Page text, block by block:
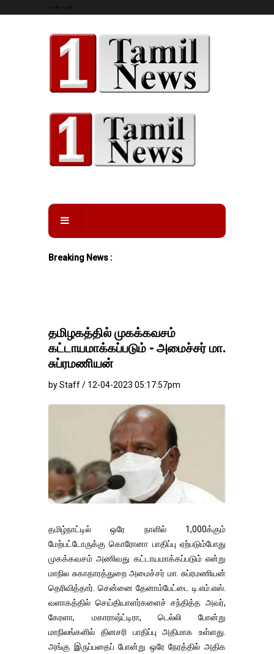
--> -->
Breaking News :
தமிழகத்தில் முகக்கவசம்
கட்டாயமாக்கப்படும் - அமைச்சர் மா.
சுப்ரமணியன்
by Staff / 12-04-2023 05:17:57pm
தமிழ்நாட்டில் ஒரே நாளில் 1,000க்கும்
மேற்பட்டோருக்கு கொரோனா பாதிப்பு ஏற்படும்போது
முகக்கவசம் அணிவது கட்டாயமாக்கப்படும் என்று
மாநில சுகாதாரத்துறை அமைச்சர் மா. சுப்ரமணியன்
தெரிவித்தார். சென்னை தேனாம்பேட்டை டி.எம்.எஸ்.
வளாகத்தில் செய்தியாளர்களைச் சந்தித்த அவர்,
கேரளா, மகாராஷ்ட்டிரா, டெல்லி போன்று
மாநிலங்களில் தினசரி பாதிப்பு அதிமாக உள்ளது.
அங்கு இருப்பதைப் போன்று ஒரே நேரத்தில் அதிக